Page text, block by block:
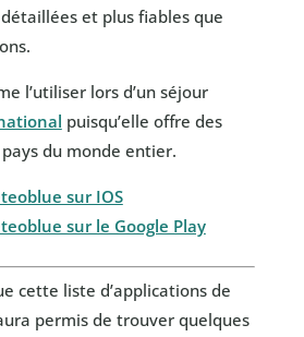
et plus fiables que
l’utiliser lors d’un séjour
puisqu’elle offre des
du monde entier.
sur IOS
sur le Google Play
cette liste d’applications de
permis de trouver quelques